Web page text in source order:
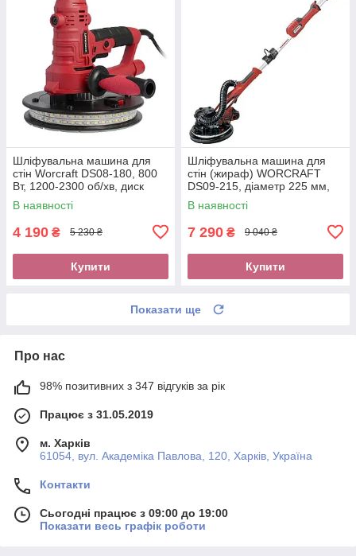
Шліфувальна машина для
стін Worcraft DS08-180, 800
Вт, 1200-2300 об/хв, диск
180мм, LED підсвічування
В наявності
4 190 ₴ 5 230 ₴
Купити
Шліфувальна машина для
стін (жираф) WORCRAFT
DS09-215, діаметр 225 мм,
900 Вт, 800-1800 об/хв, LED-
підсвічування
В наявності
7 290 ₴ 9 040 ₴
Купити
Показати ще
Про нас
98% позитивних з 347 відгуків за рік
Працює з 31.05.2019
м. Харків
61054, вул. Академіка Павлова, 120, Харків, Україна
Контакти
Сьогодні працює з 09:00 до 19:00
Показати весь графік роботи